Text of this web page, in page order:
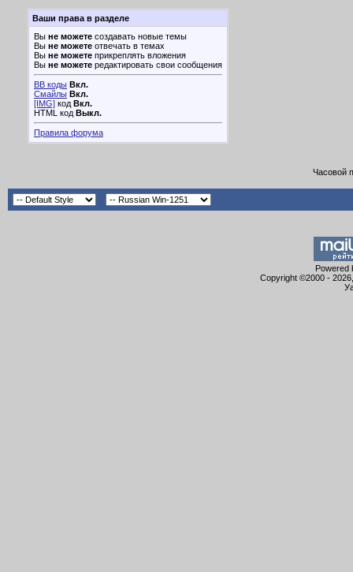
Ваши права в разделе
Вы не можете создавать новые темы
Вы не можете отвечать в темах
Вы не можете прикреплять вложения
Вы не можете редактировать свои сообщения
BB коды Вкл.
Смайлы Вкл.
[IMG] код Вкл.
HTML код Выкл.
Правила форума
Часовой
Powered
Copyright ©2000 -